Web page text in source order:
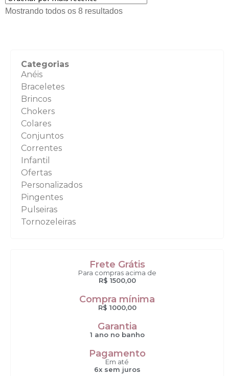
Categorias
Anéis
Braceletes
Brincos
Chokers
Colares
Conjuntos
Correntes
Infantil
Ofertas
Personalizados
Pingentes
Pulseiras
Tornozeleiras
Frete Grátis
Para compras acima de
R$ 1500,00
Compra mínima
R$ 1000,00
Garantia
1 ano no banho
Pagamento
Em até
6x sem juros
Mostrando todos os 8 resultados